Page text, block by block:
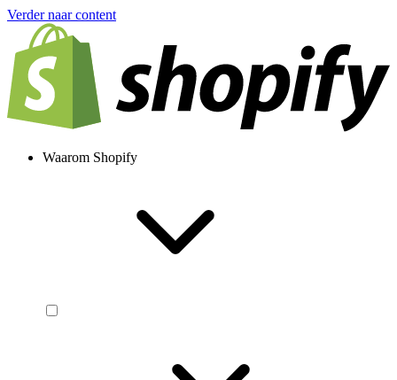
Verder naar content
Waarom Shopify